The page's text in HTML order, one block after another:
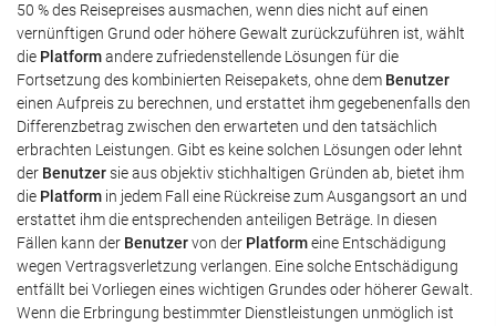
50 % des Reisepreises ausmachen, wenn dies nicht auf einen
vernünftigen Grund oder höhere Gewalt zurückzuführen ist, wählt
die Platformandere zufriedenstellende Lösungen für die
Fortsetzung des kombinierten Reisepakets, ohne dem Benutzer
einen Aufpreis zu berechnen, und erstattet ihm gegebenenfalls den
Differenzbetrag zwischen den erwarteten und den tatsächlich
erbrachten Leistungen. Gibt es keine solchen Lösungen oder lehnt
der Benutzersie aus objektiv stichhaltigen Gründen ab, bietet ihm
die Platform in jedem Fall eine Rückreise zum Ausgangsort an und
erstattet ihm die entsprechenden anteiligen Beträge. In diesen
Fällen kann der Benutzervon der Platformeine Entschädigung
wegen Vertragsverletzung verlangen. Eine solche Entschädigung
entfällt bei Vorliegen eines wichtigen Grundes oder höherer Gewalt.
Wenn die Erbringung bestimmter Dienstleistungen unmöglich ist